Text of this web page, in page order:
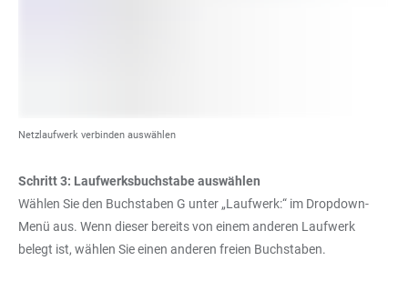
Netzlaufwerk verbinden auswählen
Schritt 3: Laufwerksbuchstabe auswählen
Wählen Sie den Buchstaben G unter „Laufwerk:“ im Dropdown-
Menü aus. Wenn dieser bereits von einem anderen Laufwerk
belegt ist, wählen Sie einen anderen freien Buchstaben.